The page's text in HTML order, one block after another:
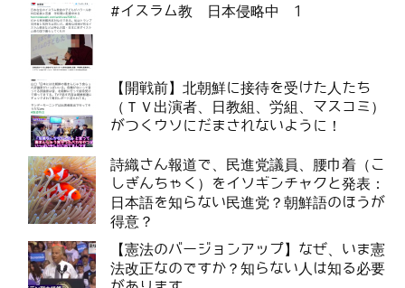
#イスラム教 日本侵略中 1
【開戦前】北朝鮮に接待を受けた人たち
（ＴＶ出演者、日教組、労組、マスコミ）
がつくウソにだまされないように！
詩織さん報道で、民進党議員、腰巾着（こ
しぎんちゃく）をイソギンチャクと発表：
日本語を知らない民進党？朝鮮語のほうが
得意？
【憲法のバージョンアップ】なぜ、いま憲
法改正なのですか？知らない人は知る必要